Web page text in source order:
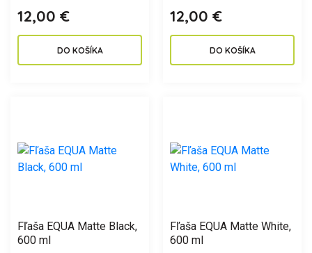
12,00 €
DO KOŠÍKA
12,00 €
DO KOŠÍKA
Fľaša EQUA Matte Black,
600 ml
Fľaša EQUA Matte White,
600 ml